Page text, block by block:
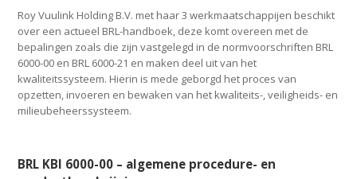
Roy Vuulink Holding B.V. met haar 3 werkmaatschappijen beschikt
over een actueel BRL-handboek, deze komt overeen met de
bepalingen zoals die zijn vastgelegd in de normvoorschriften BRL
6000-00 en BRL 6000-21 en maken deel uit van het
kwaliteitssysteem. Hierin is mede geborgd het proces van
opzetten, invoeren en bewaken van het kwaliteits-, veiligheids- en
milieubeheerssysteem.
BRL KBI 6000-00 – algemene procedure- en